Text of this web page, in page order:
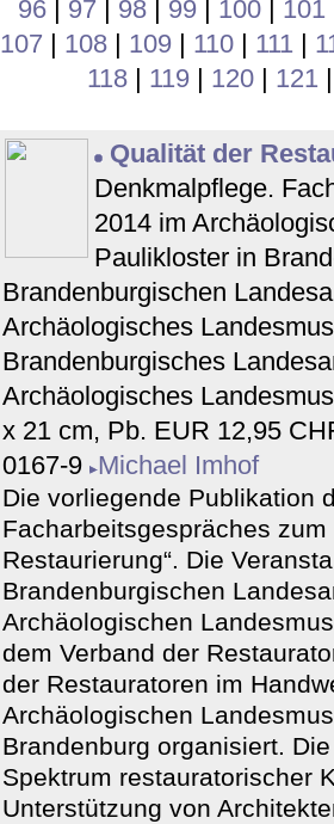
96| 97 | 98| 99| 100| 101
107 | 108| 109| 110| 111|
118 | 119 | 120 | 121
Qualität der
Denkmalpflege.
2014 im
Paulikloster in
Brandenburgischen
Archäologisches
Brandenburgisches
Archäologisches
x 21 cm, Pb. EUR 12,95
0167-9 Michael Imhof
Die vorliegende Publikation
Facharbeitsgespräches
Restaurierung“. Die
Brandenburgischen
Archäologischen
dem Verband der
der Restauratoren im
Archäologischen
Brandenburg organisiert.
Spektrum restauratorischer
Unterstützung von